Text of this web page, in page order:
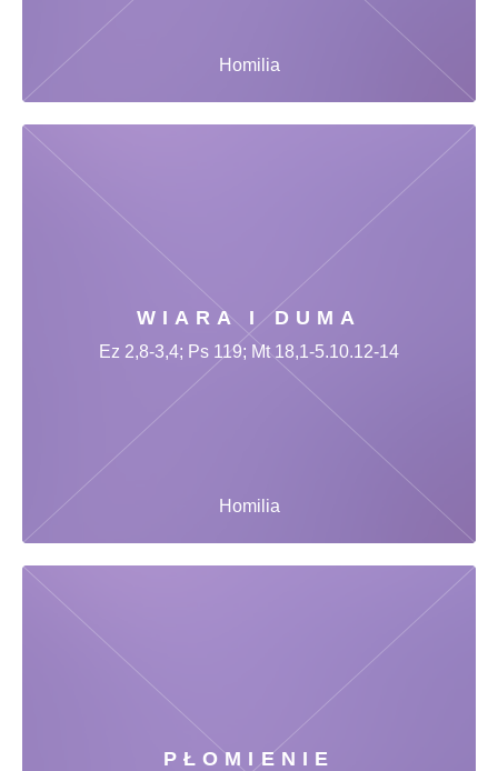
Homilia
WIARA I DUMA
Homilia
Ez 2,8-3,4; Ps 119; Mt 18,1-5.10.12-14
PŁOMIENIE